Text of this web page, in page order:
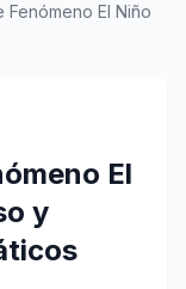
El Niño
El
y